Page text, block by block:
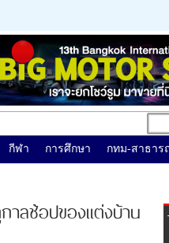
กีฬา การศึกษา กทม-สาธา
ลช้อปของแต่งบ้าน